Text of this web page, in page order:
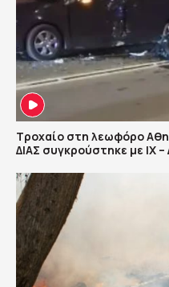
Τροχαίο στη λεωφόρο
ΔΙΑΣ συγκρούστηκε με ΙΧ